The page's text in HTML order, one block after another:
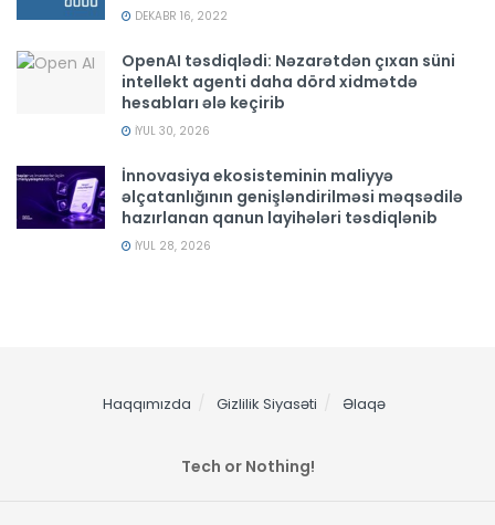
DEKABR 16, 2022
OpenAI təsdiqlədi: Nəzarətdən çıxan süni
intellekt agenti daha dörd xidmətdə
hesabları ələ keçirib
İYUL 30, 2026
İnnovasiya ekosisteminin maliyyə
əlçatanlığının genişləndirilməsi məqsədilə
hazırlanan qanun layihələri təsdiqlənib
İYUL 28, 2026
Haqqımızda Gizlilik Siyasəti Əlaqə
Tech or Nothing!